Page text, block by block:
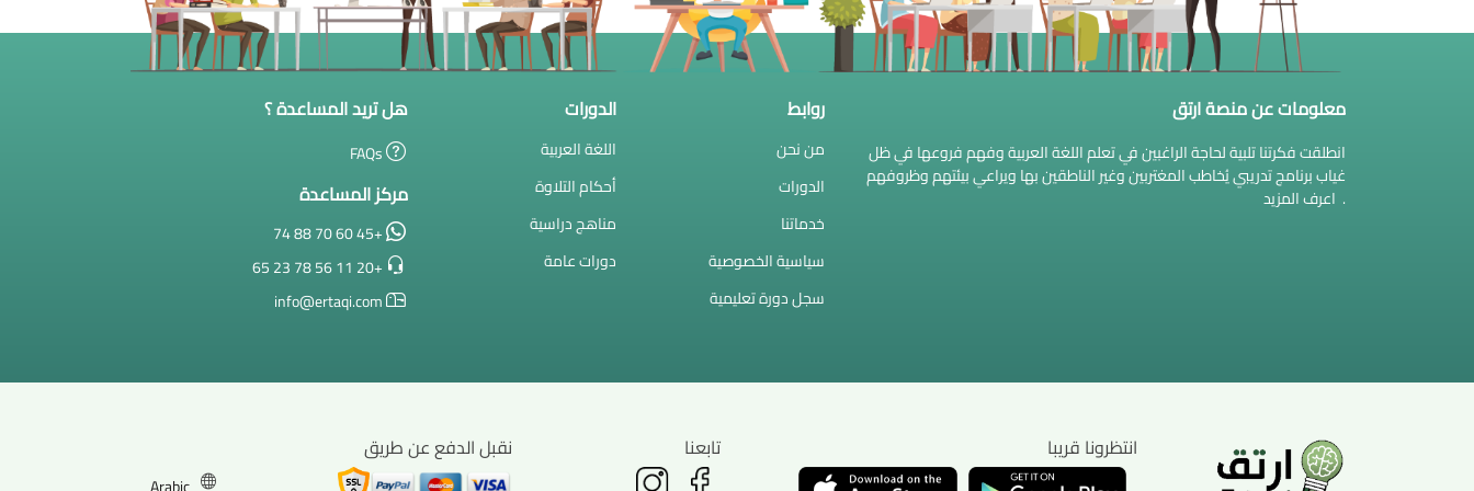
معلومات عن منصة ارتق
انطلقت فكرتنا تلبية لحاجة الراغبين في تعلم اللغة العربية وفهم فروعها في ظل
غياب برنامج تدريبي يُخاطب المغتربين وغير الناطقين بها ويراعي بيئتهم وظروفهم
. اعرف المزيد
روابط
من نحن
الدورات
خدماتنا
سياسية الخصوصية
سجل دورة تعليمية
الدورات
اللغة العربية
أحكام التلاوة
مناهج دراسية
دورات عامة
هل تريد المساعدة ؟
مركز المساعدة
+45 60 70 88 74
+20 11 56 78 23 65
info@ertaqi.com
انتظرونا قريبا تابعنا نقبل الدفع عن طريق